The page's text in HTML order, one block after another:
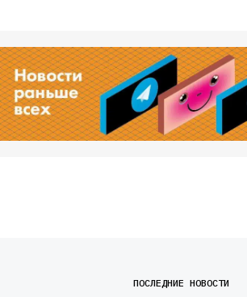
ПОСЛЕДНИЕ НОВОСТИ